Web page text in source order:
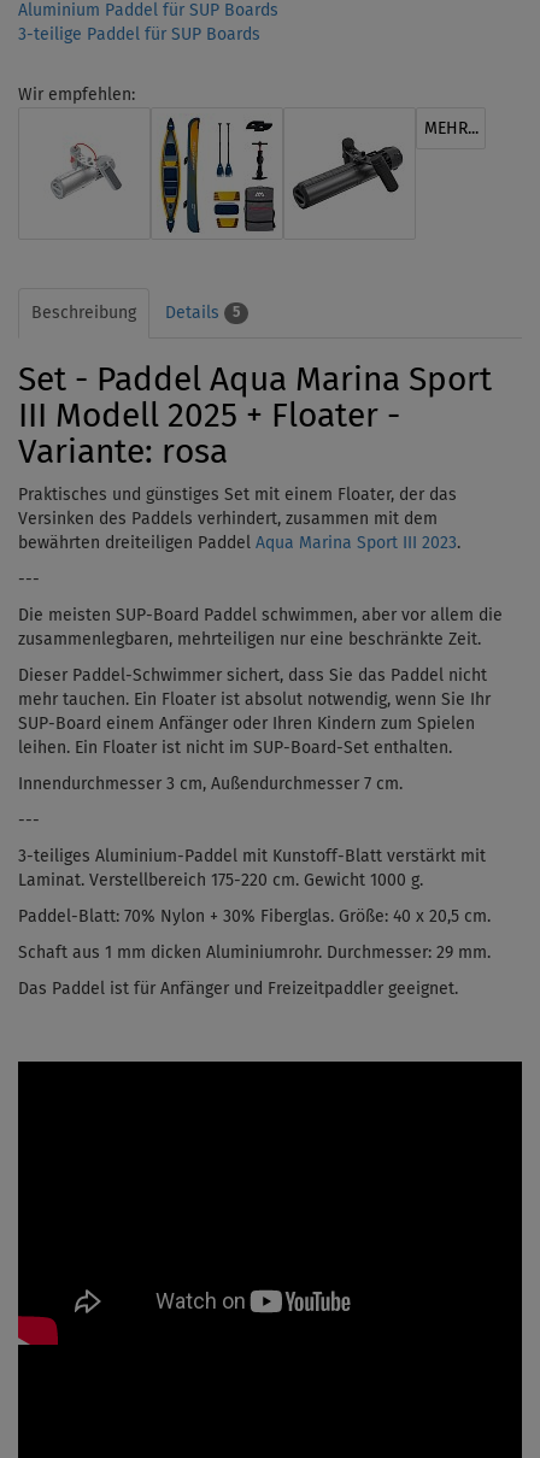
Aluminium Paddel für SUP Boards
3-teilige Paddel für SUP Boards
Wir empfehlen:
MEHR...
Beschreibung Details 5
Set - Paddel Aqua Marina Sport
III Modell 2025 + Floater -
Variante: rosa
Praktisches und günstiges Set mit einem Floater, der das
Versinken des Paddels verhindert, zusammen mit dem
bewährten dreiteiligen Paddel Aqua Marina Sport III 2023.
---
Die meisten SUP-Board Paddel schwimmen, aber vor allem die
zusammenlegbaren, mehrteiligen nur eine beschränkte Zeit.
Dieser Paddel-Schwimmer sichert, dass Sie das Paddel nicht
mehr tauchen. Ein Floater ist absolut notwendig, wenn Sie Ihr
SUP-Board einem Anfänger oder Ihren Kindern zum Spielen
leihen. Ein Floater ist nicht im SUP-Board-Set enthalten.
Innendurchmesser 3 cm, Außendurchmesser 7 cm.
---
3-teiliges Aluminium-Paddel mit Kunstoff-Blatt verstärkt mit
Laminat. Verstellbereich 175-220 cm. Gewicht 1000 g.
Paddel-Blatt: 70% Nylon + 30% Fiberglas. Größe: 40 x 20,5 cm.
Schaft aus 1 mm dicken Aluminiumrohr. Durchmesser: 29 mm.
Das Paddel ist für Anfänger und Freizeitpaddler geeignet.